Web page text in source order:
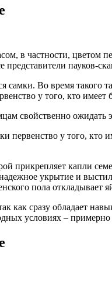
в частности,
представители
самки. Во время такого
у того, кто
свойственно ожидать
первенство у того,
прикрепляет капли
укрытие и
пола
как сразу обладает
условиях – примерно